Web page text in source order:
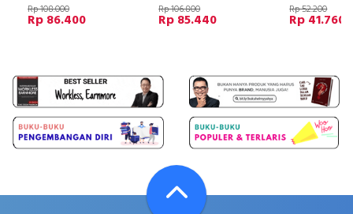
Rp 108.000
Rp 86.400
Rp 106.800
Rp 85.440
Rp 52.200
Rp 41.760